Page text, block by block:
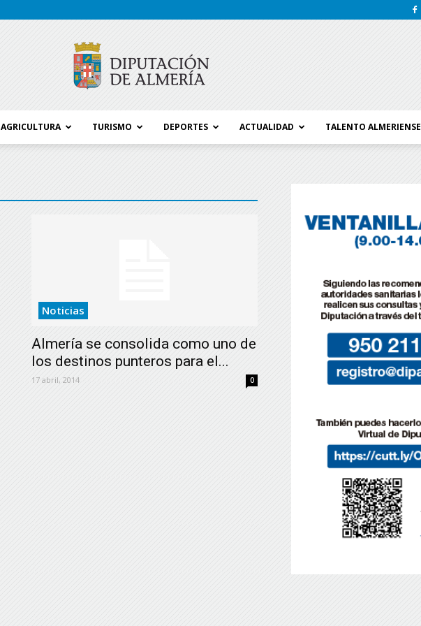
AGRICULTURA TURISMO DEPORTES ACTUALIDAD TALENTO ALMERIENSE
Noticias
Almería se consolida como uno de
los destinos punteros para el...
17 abril, 2014 0